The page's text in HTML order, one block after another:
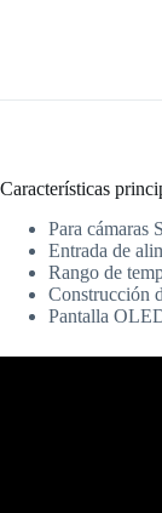
Características
Para
Entrada de
Rango de
Construcción
Pantalla